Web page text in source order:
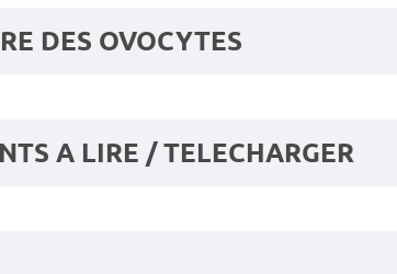
DES OVOCYTES
A LIRE / TELECHARGER